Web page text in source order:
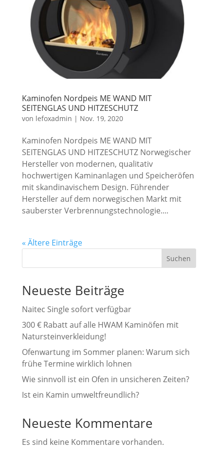
Kaminofen Nordpeis ME WAND MIT
SEITENGLAS UND HITZESCHUTZ
von lefoxadmin | Nov. 19, 2020
Kaminofen Nordpeis ME WAND MIT
SEITENGLAS UND HITZESCHUTZ Norwegischer
Hersteller von modernen, qualitativ
hochwertigen Kaminanlagen und Speicheröfen
mit skandinavischem Design. Führender
Hersteller auf dem norwegischen Markt mit
sauberster Verbrennungstechnologie....
« Ältere Einträge
Suchen
Neueste Beiträge
Naitec Single sofort verfügbar
300 € Rabatt auf alle HWAM Kaminöfen mit
Natursteinverkleidung!
Ofenwartung im Sommer planen: Warum sich
frühe Termine wirklich lohnen
Wie sinnvoll ist ein Ofen in unsicheren Zeiten?
Ist ein Kamin umweltfreundlich?
Neueste Kommentare
Es sind keine Kommentare vorhanden.